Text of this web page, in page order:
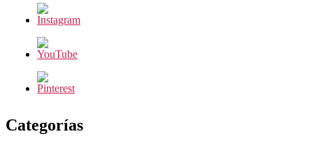
Categorías